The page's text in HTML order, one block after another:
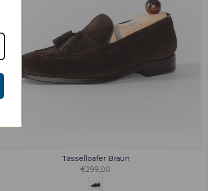
Tasselloafer Braun
€299,00